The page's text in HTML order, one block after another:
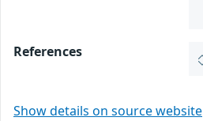
References
Show details on source website